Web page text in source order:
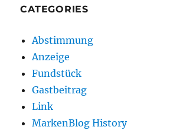
CATEGORIES
Abstimmung
Anzeige
Fundstück
Gastbeitrag
Link
MarkenBlog History